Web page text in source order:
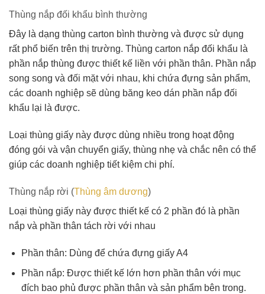
Thùng nắp đối khẩu bình thường
Đây là dạng thùng carton bình thường và được sử dụng
rất phổ biến trên thị trường. Thùng carton nắp đối khẩu là
phần nắp thùng được thiết kế liền với phần thân. Phần nắp
song song và đối mặt với nhau, khi chứa đựng sản phẩm,
các doanh nghiệp sẽ dùng băng keo dán phần nắp đối
khẩu lại là được.
Loại thùng giấy này được dùng nhiều trong hoạt động
đóng gói và vận chuyển giấy, thùng nhẹ và chắc nên có thể
giúp các doanh nghiệp tiết kiệm chi phí.
Thùng nắp rời (Thùng âm dương)
Loại thùng giấy này được thiết kế có 2 phần đó là phần
nắp và phần thân tách rời với nhau
Phần thân: Dùng để chứa đựng giấy A4
Phần nắp: Được thiết kế lớn hơn phần thân với mục
đích bao phủ được phần thân và sản phẩm bên trong.